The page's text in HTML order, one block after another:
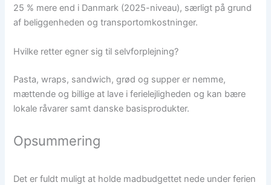
25 % mere end i Danmark (2025-niveau), særligt på grund
af beliggenheden og transportomkostninger.
Hvilke retter egner sig til selvforplejning?
Pasta, wraps, sandwich, grød og supper er nemme,
mættende og billige at lave i ferielejligheden og kan bære
lokale råvarer samt danske basisprodukter.
Opsummering
Det er fuldt muligt at holde madbudgettet nede under ferien